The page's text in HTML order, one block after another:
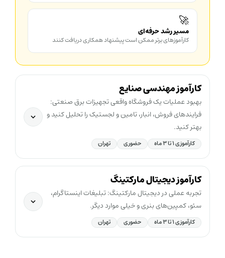
🚀
مسیر رشد حرفه‌ای
کارآموزهای برتر ممکن است پیشنهاد همکاری دریافت کنند
کارآموز مهندسی صنایع
بهبود عملیات یک فروشگاه واقعی تجهیزات برق صنعتی:
فرایندهای فروش، انبار، تامین و لجستیک را تحلیل کنید و
بهتر کنید.
کارآموزی ۱ تا ۳ ماه حضوری تهران
کارآموز دیجیتال مارکتینگ
تجربه عملی در دیجیتال مارکتینگ: تبلیغات اینستاگرام،
سئو، کمپین‌های بنری و خیلی موارد دیگر.
کارآموزی ۱ تا ۳ ماه حضوری تهران